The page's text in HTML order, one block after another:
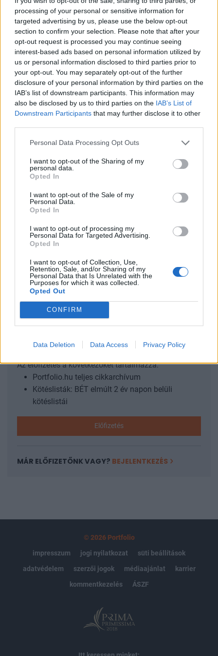
processing of your personal or sensitive information for
targeted advertising by us, please use the below opt-out
section to confirm your selection. Please note that after your
opt-out request is processed you may continue seeing
interest-based ads based on personal information utilized by
us or personal information disclosed to third parties prior to
your opt-out. You may separately opt-out of the further
disclosure of your personal information by third parties on the
IAB’s list of downstream participants. This information may
also be disclosed by us to third parties on the IAB’s List of
Downstream Participants that may further disclose it to other
Personal Data Processing Opt Outs
I want to opt-out of the Sharing of my
personal data.
Opted In
I want to opt-out of the Sale of my
Personal Data.
Opted In
I want to opt-out of processing my
Personal Data for Targeted Advertising.
Opted In
I want to opt-out of Collection, Use,
Retention, Sale, and/or Sharing of my
Personal Data that Is Unrelated with the
Purposes for which it was collected.
Opted Out
CONFIRM
Data Deletion Data Access Privacy Policy
Portfolio
2023. március 06. 10:30
Több mint egy évtizede lépett a színre a fintech,
amely nem ígért kevesebbet annál, minthogy
örökre megváltoztatja a nemzetközi utalásokat,
és olyan alacsonyra faragja le a pénzküldés díját,
amennyire csak lehet. A Wise veszélyes ellenfele
lett a sokszor rejtett költségekkel működő
bankoknak, ráadásul nagyon sok fintech céggel
ellentétben nyereségessé tudott válni. Megnéztük,
milyen trükkel kerüli meg a bankokat a már 16
termékek találhatók meg a kínálatában, illetve,
milyen elv alapján árazza be a szolgáltatásait.
Financial IT 2023Hasonló témákról is szó lesz a Portfolio
június 1-jei Financial IT konferenciáján. Regisztráció
itt!Információ és jelentkezés Harc a rejtett költségek ellen A
Wise ötlete akkor született meg, amikor a cég alapító-
vezérigazgatója, Kristo Käärman – aki ekkor még
Londonban dolgozott menedzsment tanácsadóként – egy
nagyobb összegű karácsonyi bónuszt...
KEDVES OLVASÓNK!
regisztrációhoz kötött.
Az előfizetés a következőket tartalmazza:
Portfolio.hu teljes cikkarchívum
Kötéslisták: BÉT elmúlt 2 év napon belüli
kötéslistái
Előfizetés
MÁR ELŐFIZETŐNK VAGY? BEJELENTKEZÉS
© 2026 Portfolio
impresszum
jogi nyilatkozat
süti beállítások
adatvédelem
szerzői jogok médiaajánlat
karrier
kommentkezelés
ÁSZF